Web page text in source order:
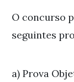
O concurso
seguintes
a) Prova